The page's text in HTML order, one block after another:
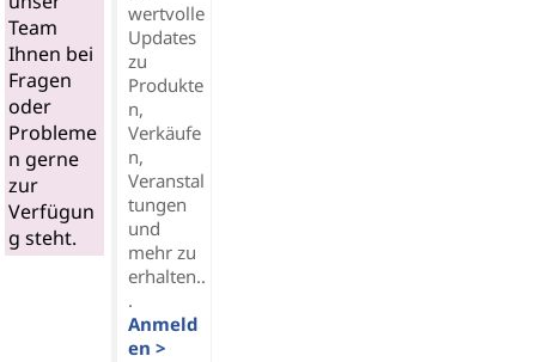
Team
Ihnen bei
Fragen
oder
Probleme
n gerne
zur
Verfügun
g steht.
wertvolle
Updates
zu
Produkte
n,
Verkäufe
n,
Veranstal
tungen
und
mehr zu
erhalten..
.
Anmeld
en >